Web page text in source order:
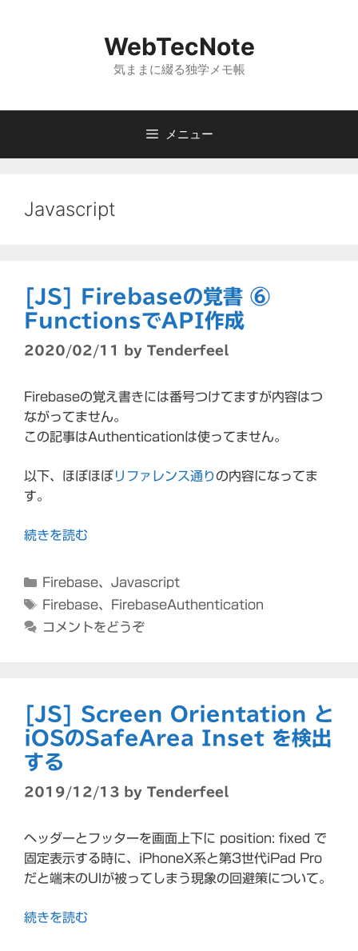
へ
WebTecNote
気ままに綴る独学メモ帳
メニュー
Javascript
[JS] Firebaseの覚書 ⑥
FunctionsでAPI作成
2020/02/11 by Tenderfeel
Firebaseの覚え書きには番号つけてますが内容はつ
ながってません。
この記事はAuthenticationは使ってません。
以下、ほぼほぼリファレンス通り の内容になってま
す。
続きを読む
カ
テ
Firebase、 Javascript
タ
グ
Firebase、
FirebaseAuthentication
コメントをどうぞ
[JS] Screen Orientation と
iOSのSafeArea Inset を検出
する
2019/12/13 by Tenderfeel
ヘッダーとフッターを画面上下に position: fixed で
固定表示する時に、iPhoneX系と第3世代iPad Pro
だと端末のUIが被ってしまう現象の回避策について。
続きを読む